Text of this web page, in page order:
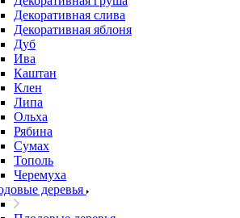
Декоративная слива
Декоративная яблоня
Дуб
Ива
Каштан
Клен
Липа
Ольха
Рябина
Сумах
Тополь
Черемуха
деревья